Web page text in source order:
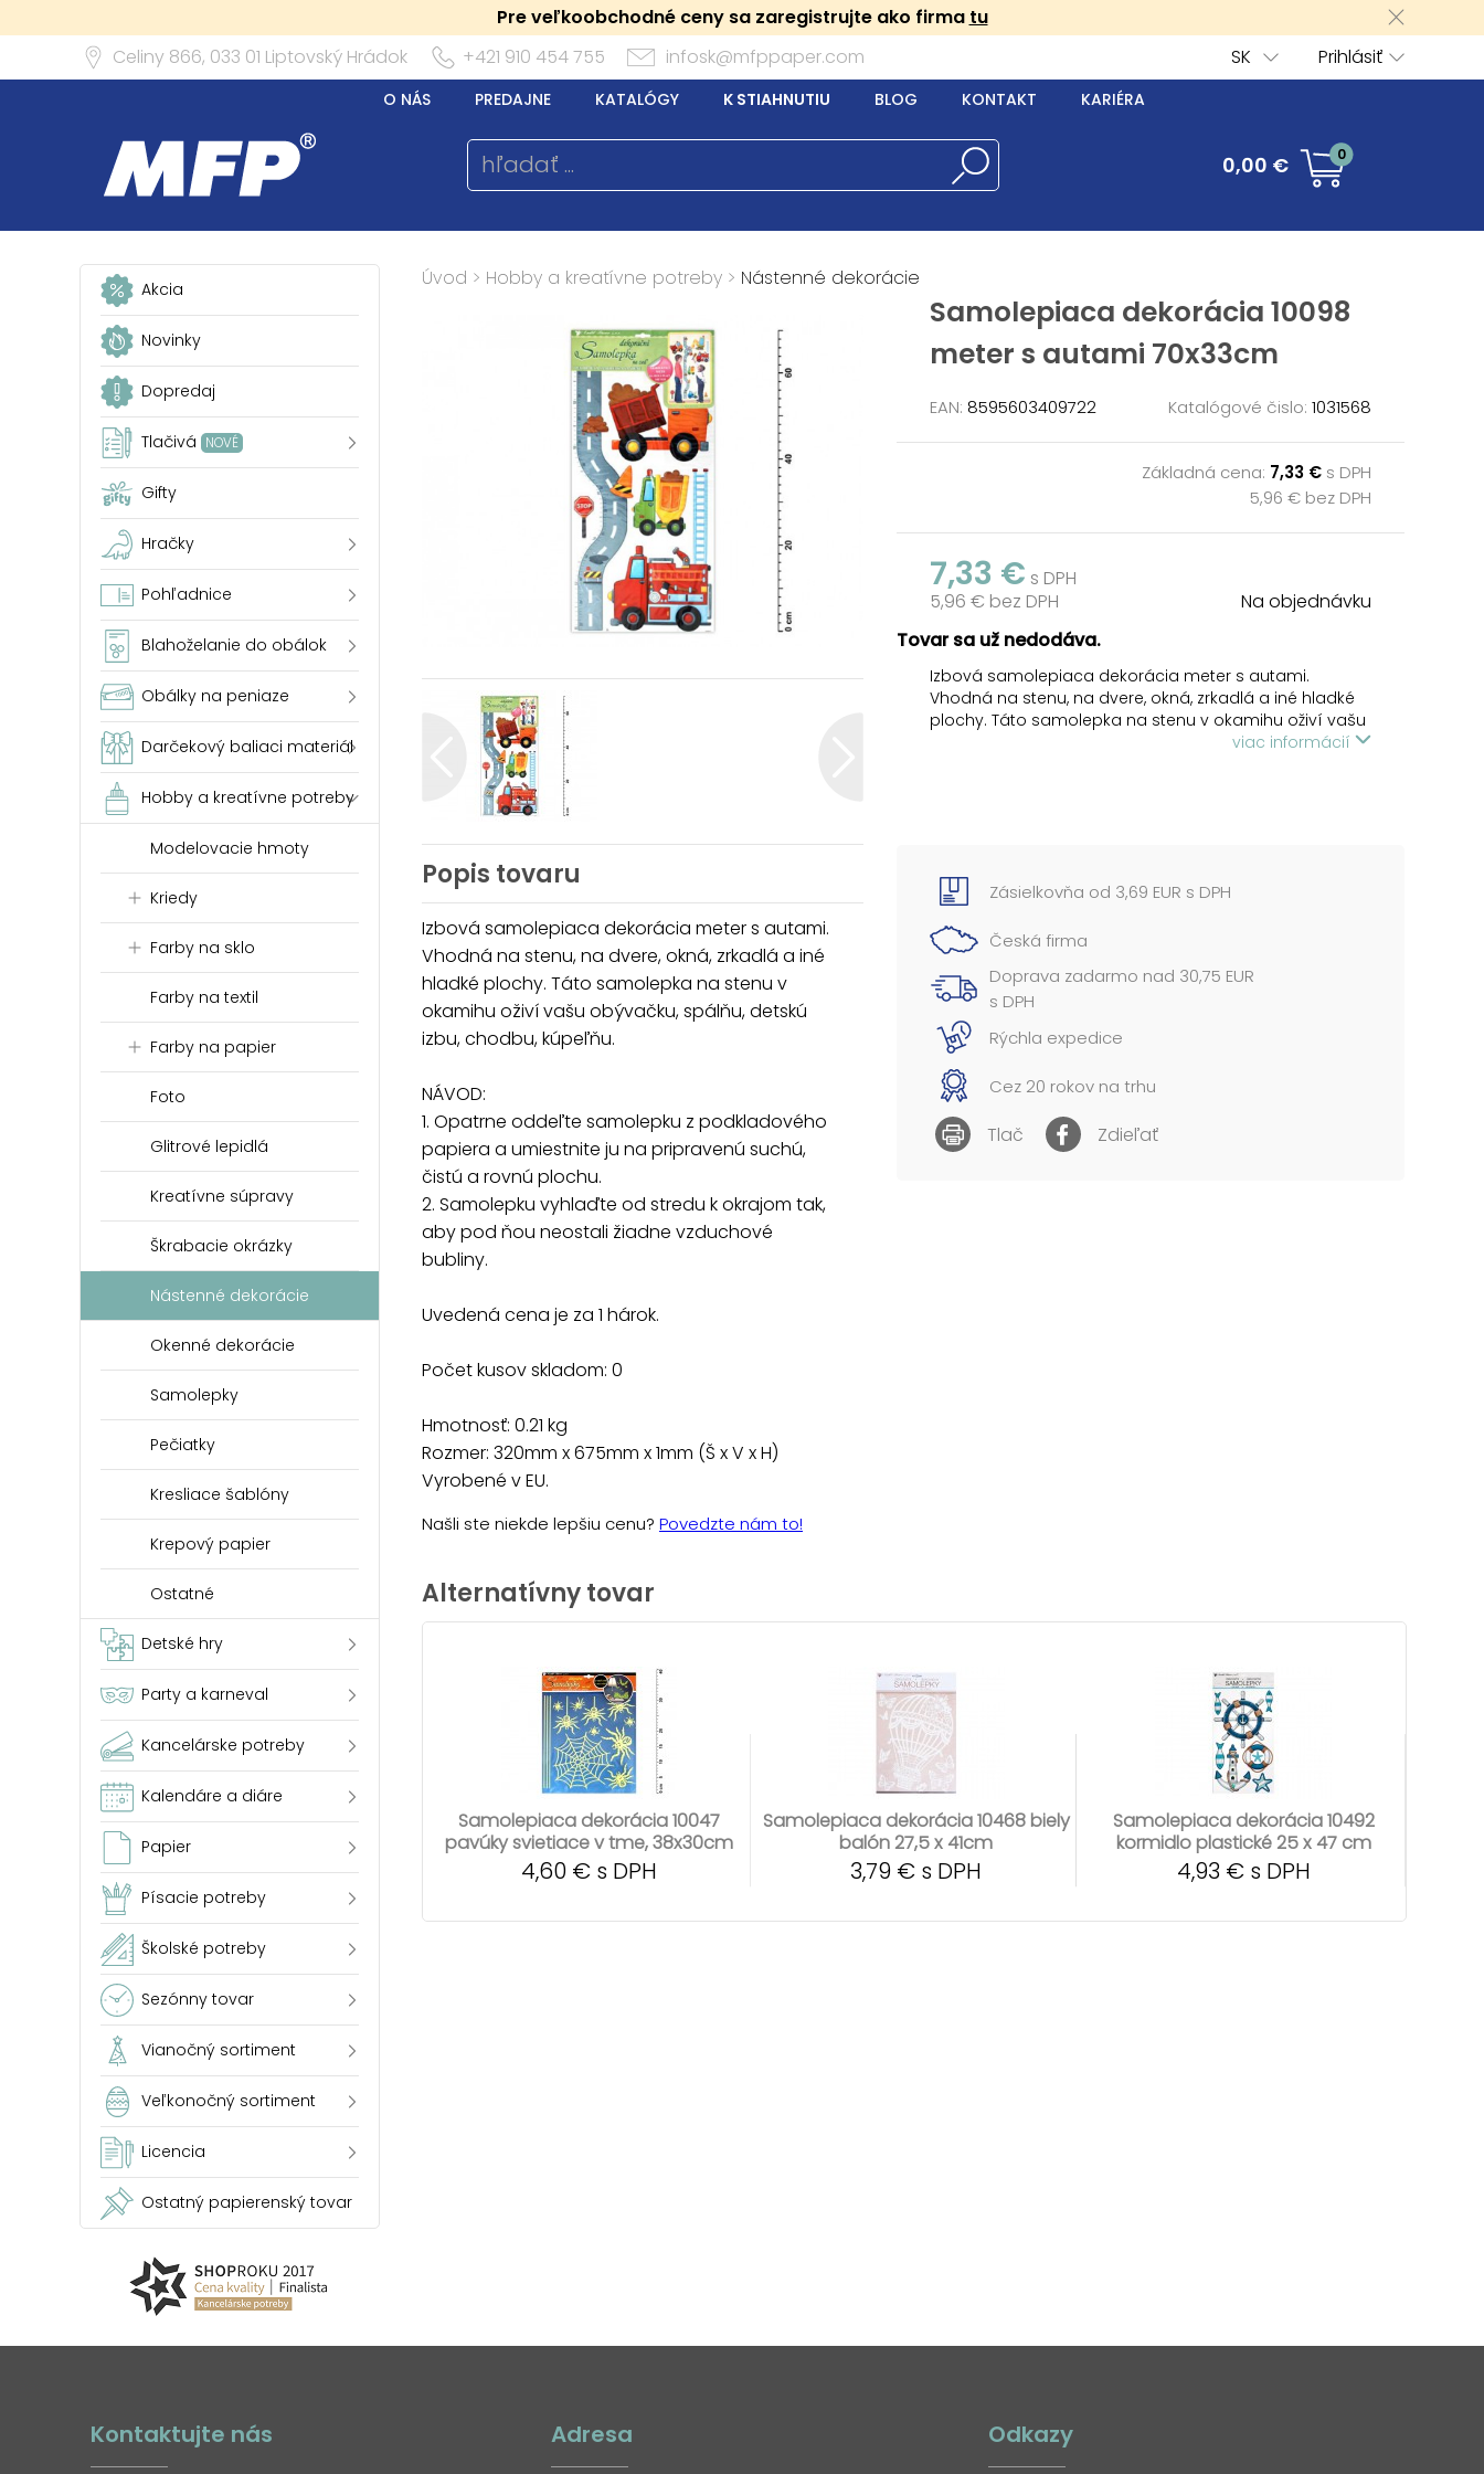
Pre veľkoobchodné ceny sa zaregistrujte ako firma tu
Celiny 866, 033 01 Liptovský Hrádok +421 910 454 755 infosk@mfppaper.com Prihlásiť
SK
O NÁS PREDAJNE KATALÓGY K STIAHNUTIU BLOG KONTAKT KARIÉRA
0,00 € 0
Akcia
Novinky
Dopredaj
Tlačivá NOVÉ
Gifty
Hračky
Pohľadnice
Blahoželanie do obálok
Obálky na peniaze
Darčekový baliaci materiál
Hobby a kreatívne potreby
Modelovacie hmoty
Kriedy
Farby na sklo
Farby na textil
Farby na papier
Foto
Glitrové lepidlá
Kreatívne súpravy
Škrabacie okrázky
Nástenné dekorácie
Okenné dekorácie
Samolepky
Pečiatky
Kresliace šablóny
Krepový papier
Ostatné
Detské hry
Party a karneval
Kancelárske potreby
Kalendáre a diáre
Papier
Písacie potreby
Školské potreby
Sezónny tovar
Vianočný sortiment
Veľkonočný sortiment
Licencia
Ostatný papierenský tovar
Úvod > Hobby a kreatívne potreby > Nástenné dekorácie
Samolepiaca dekorácia 10098
meter s autami 70x33cm
EAN: 8595603409722 Katalógové čislo: 1031568
Základná cena: 7,33 € s DPH
5,96 € bez DPH
7,33 € s DPH
5,96 € bez DPH
Na objednávku
Tovar sa už nedodáva.
Izbová samolepiaca dekorácia meter s autami.
Vhodná na stenu, na dvere, okná, zrkadlá a iné hladké
plochy. Táto samolepka na stenu v okamihu oživí vašu
obývačku, spálňu, detskú izbu, chodbu, kúpeľňu.
2. Samolepku vyhlaďte od stredu k okrajom tak, aby
pod ňou neostali žiadne vzduchové bubliny.
Uvedená cena je za 1 hárok....
viac informácií
Popis tovaru
Izbová samolepiaca dekorácia meter s autami.
Vhodná na stenu, na dvere, okná, zrkadlá a iné
hladké plochy. Táto samolepka na stenu v
okamihu oživí vašu obývačku, spálňu, detskú
izbu, chodbu, kúpeľňu.
NÁVOD:
1. Opatrne oddeľte samolepku z podkladového
papiera a umiestnite ju na pripravenú suchú,
čistú a rovnú plochu.
2. Samolepku vyhlaďte od stredu k okrajom tak,
aby pod ňou neostali žiadne vzduchové
bubliny.
Uvedená cena je za 1 hárok.
Počet kusov skladom: 0
Hmotnosť: 0.21 kg
Rozmer: 320mm x 675mm x 1mm (Š x V x H)
Vyrobené v EU.
Našli ste niekde lepšiu cenu? Povedzte nám to!
Zásielkovňa od 3,69 EUR s DPH
Česká firma
Doprava zadarmo nad 30,75 EUR
s DPH
Rýchla expedice
Cez 20 rokov na trhu
Tlač Zdieľať
Alternatívny tovar
Samolepiaca dekorácia 10047
pavúky svietiace v tme, 38x30cm
4,60 € s DPH
Samolepiaca dekorácia 10468 biely
balón 27,5 x 41cm
3,79 € s DPH
Samolepiaca dekorácia 10492
kormidlo plastické 25 x 47 cm
4,93 € s DPH
Kontaktujte nás Adresa Odkazy